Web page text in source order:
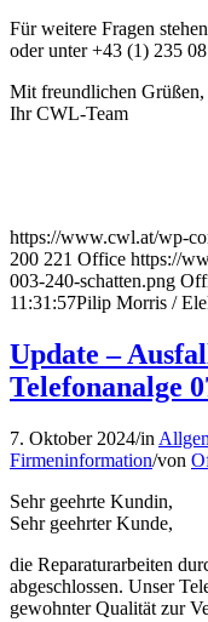
Für weitere Fragen
oder unter +43 (1) 235
Mit freundlichen Grüßen,
Ihr CWL-Team
https://www.cwl.at/wp-
200 221 Office https://
003-240-schatten.png
11:31:57Pilip Morris /
Update –
Telefonanalge
7. Oktober 2024/in
Firmeninformation/von
Sehr geehrte Kundin,
Sehr geehrter Kunde,
die Reparaturarbeiten
abgeschlossen. Unser
gewohnter Qualität zur